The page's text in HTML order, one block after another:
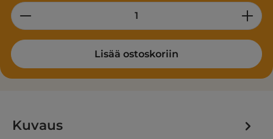
Product Quantity: Enter the desired
Lisää ostoskoriin
Kuvaus